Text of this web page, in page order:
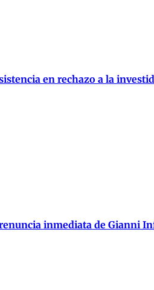
en rechazo a la
inmediata de Gianni